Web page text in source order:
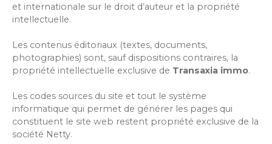
et internationale sur le droit d’auteur et la propriété
intellectuelle.
Les contenus éditoriaux (textes, documents,
photographies) sont, sauf dispositions contraires, la
propriété intellectuelle exclusive de Transaxia immo.
Les codes sources du site et tout le système
informatique qui permet de générer les pages qui
constituent le site web restent propriété exclusive de la
société Netty.